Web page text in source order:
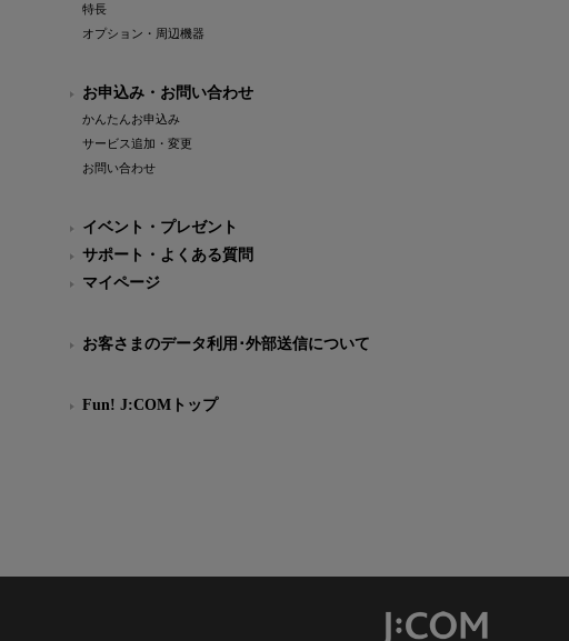
特長
オプション・周辺機器
お申込み・お問い合わせ
かんたんお申込み
サービス追加・変更
お問い合わせ
イベント・プレゼント
サポート・よくある質問
マイページ
お客さまのデータ利用･外部送信について
Fun! J:COMトップ